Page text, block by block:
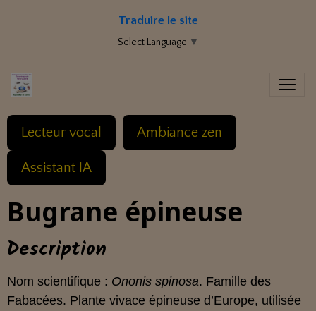
Traduire le site
Select Language ▼
Lecteur vocal Ambiance zen
Assistant IA
Bugrane épineuse
Description
Nom scientifique : Ononis spinosa. Famille des
Fabacées. Plante vivace épineuse d’Europe, utilisée